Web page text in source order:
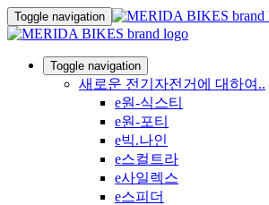
Toggle navigation
Toggle navigation
새로운 전기자전거에 대하여..
e원-식스티
e원-포티
e빅.나인
e스컬트라
e사일렉스
e스피더